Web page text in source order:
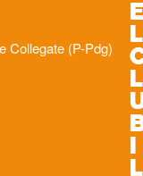
Collegate (P-Pdg)
L
L
I
L